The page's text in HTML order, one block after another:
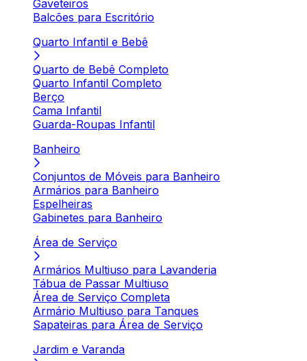
Gaveteiros
Balcões para Escritório
Quarto Infantil e Bebê
Quarto de Bebê Completo
Quarto Infantil Completo
Berço
Cama Infantil
Guarda-Roupas Infantil
Banheiro
Conjuntos de Móveis para Banheiro
Armários para Banheiro
Espelheiras
Gabinetes para Banheiro
Área de Serviço
Armários Multiuso para Lavanderia
Tábua de Passar Multiuso
Área de Serviço Completa
Armário Multiuso para Tanques
Sapateiras para Área de Serviço
Jardim e Varanda